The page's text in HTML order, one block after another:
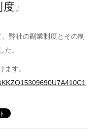
』
弊社の副業制度とその制
た。
ます。